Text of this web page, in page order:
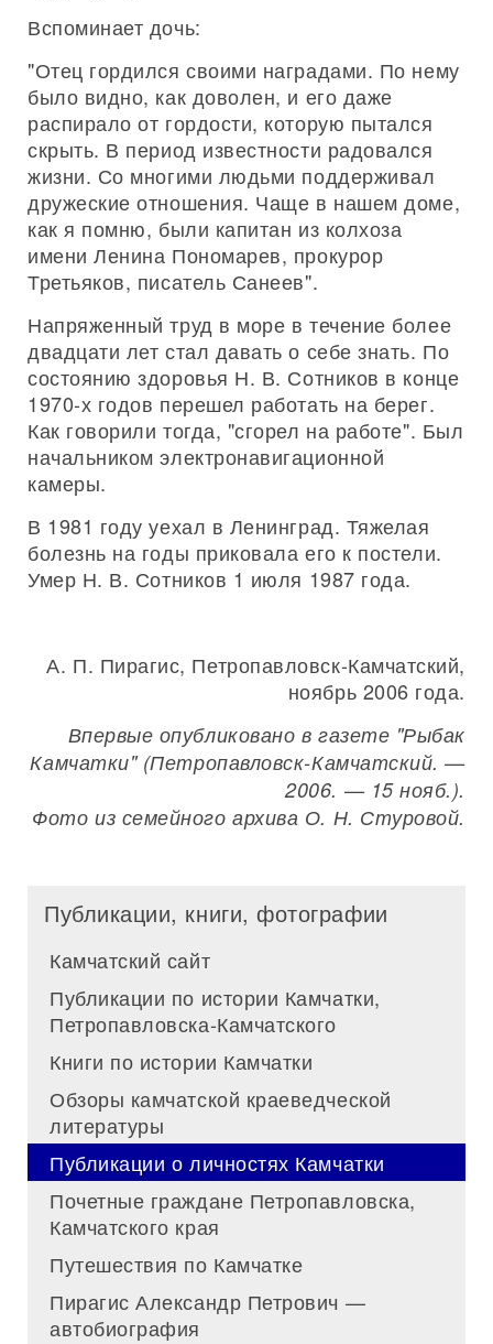
Вспоминает дочь:
"Отец гордился своими наградами. По нему
было видно, как доволен, и его даже
распирало от гордости, которую пытался
скрыть. В период известности радовался
жизни. Со многими людьми поддерживал
дружеские отношения. Чаще в нашем доме,
как я помню, были капитан из колхоза
имени Ленина Пономарев, прокурор
Третьяков, писатель Санеев".
Напряженный труд в море в течение более
двадцати лет стал давать о себе знать. По
состоянию здоровья Н. В. Сотников в конце
1970-х годов перешел работать на берег.
Как говорили тогда, "сгорел на работе". Был
начальником электронавигационной
камеры.
В 1981 году уехал в Ленинград. Тяжелая
болезнь на годы приковала его к постели.
Умер Н. В. Сотников 1 июля 1987 года.
А. П. Пирагис, Петропавловск-Камчатский,
ноябрь 2006 года.
Впервые опубликовано в газете "Рыбак
Камчатки" (Петропавловск-Камчатский. —
2006. — 15 нояб.).
Фото из семейного архива О. Н. Стуровой.
Публикации, книги, фотографии
Камчатский сайт
Публикации по истории Камчатки,
Петропавловска-Камчатского
Книги по истории Камчатки
Обзоры камчатской краеведческой
литературы
Публикации о личностях Камчатки
Почетные граждане Петропавловска,
Камчатского края
Путешествия по Камчатке
Пирагис Александр Петрович —
автобиография